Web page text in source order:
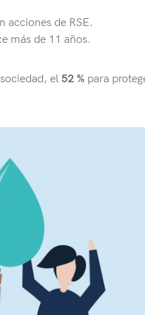
acciones de RSE.
más de 11 años.
el 52 % para